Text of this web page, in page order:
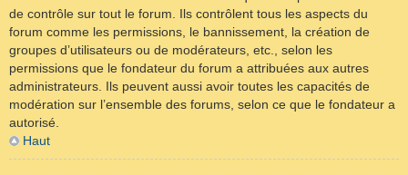
de contrôle sur tout le forum. Ils contrôlent tous les aspects du
forum comme les permissions, le bannissement, la création de
groupes d’utilisateurs ou de modérateurs, etc., selon les
permissions que le fondateur du forum a attribuées aux autres
administrateurs. Ils peuvent aussi avoir toutes les capacités de
modération sur l’ensemble des forums, selon ce que le fondateur a
autorisé.
Haut